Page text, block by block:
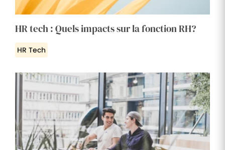
HR tech : Quels impacts sur la fonction RH?
HR Tech